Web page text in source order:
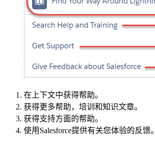
在上下文中获得帮助。
获得更多帮助，培训和知识文章。
获得支持方面的帮助。
使用Salesforce提供有关您体验的反馈。